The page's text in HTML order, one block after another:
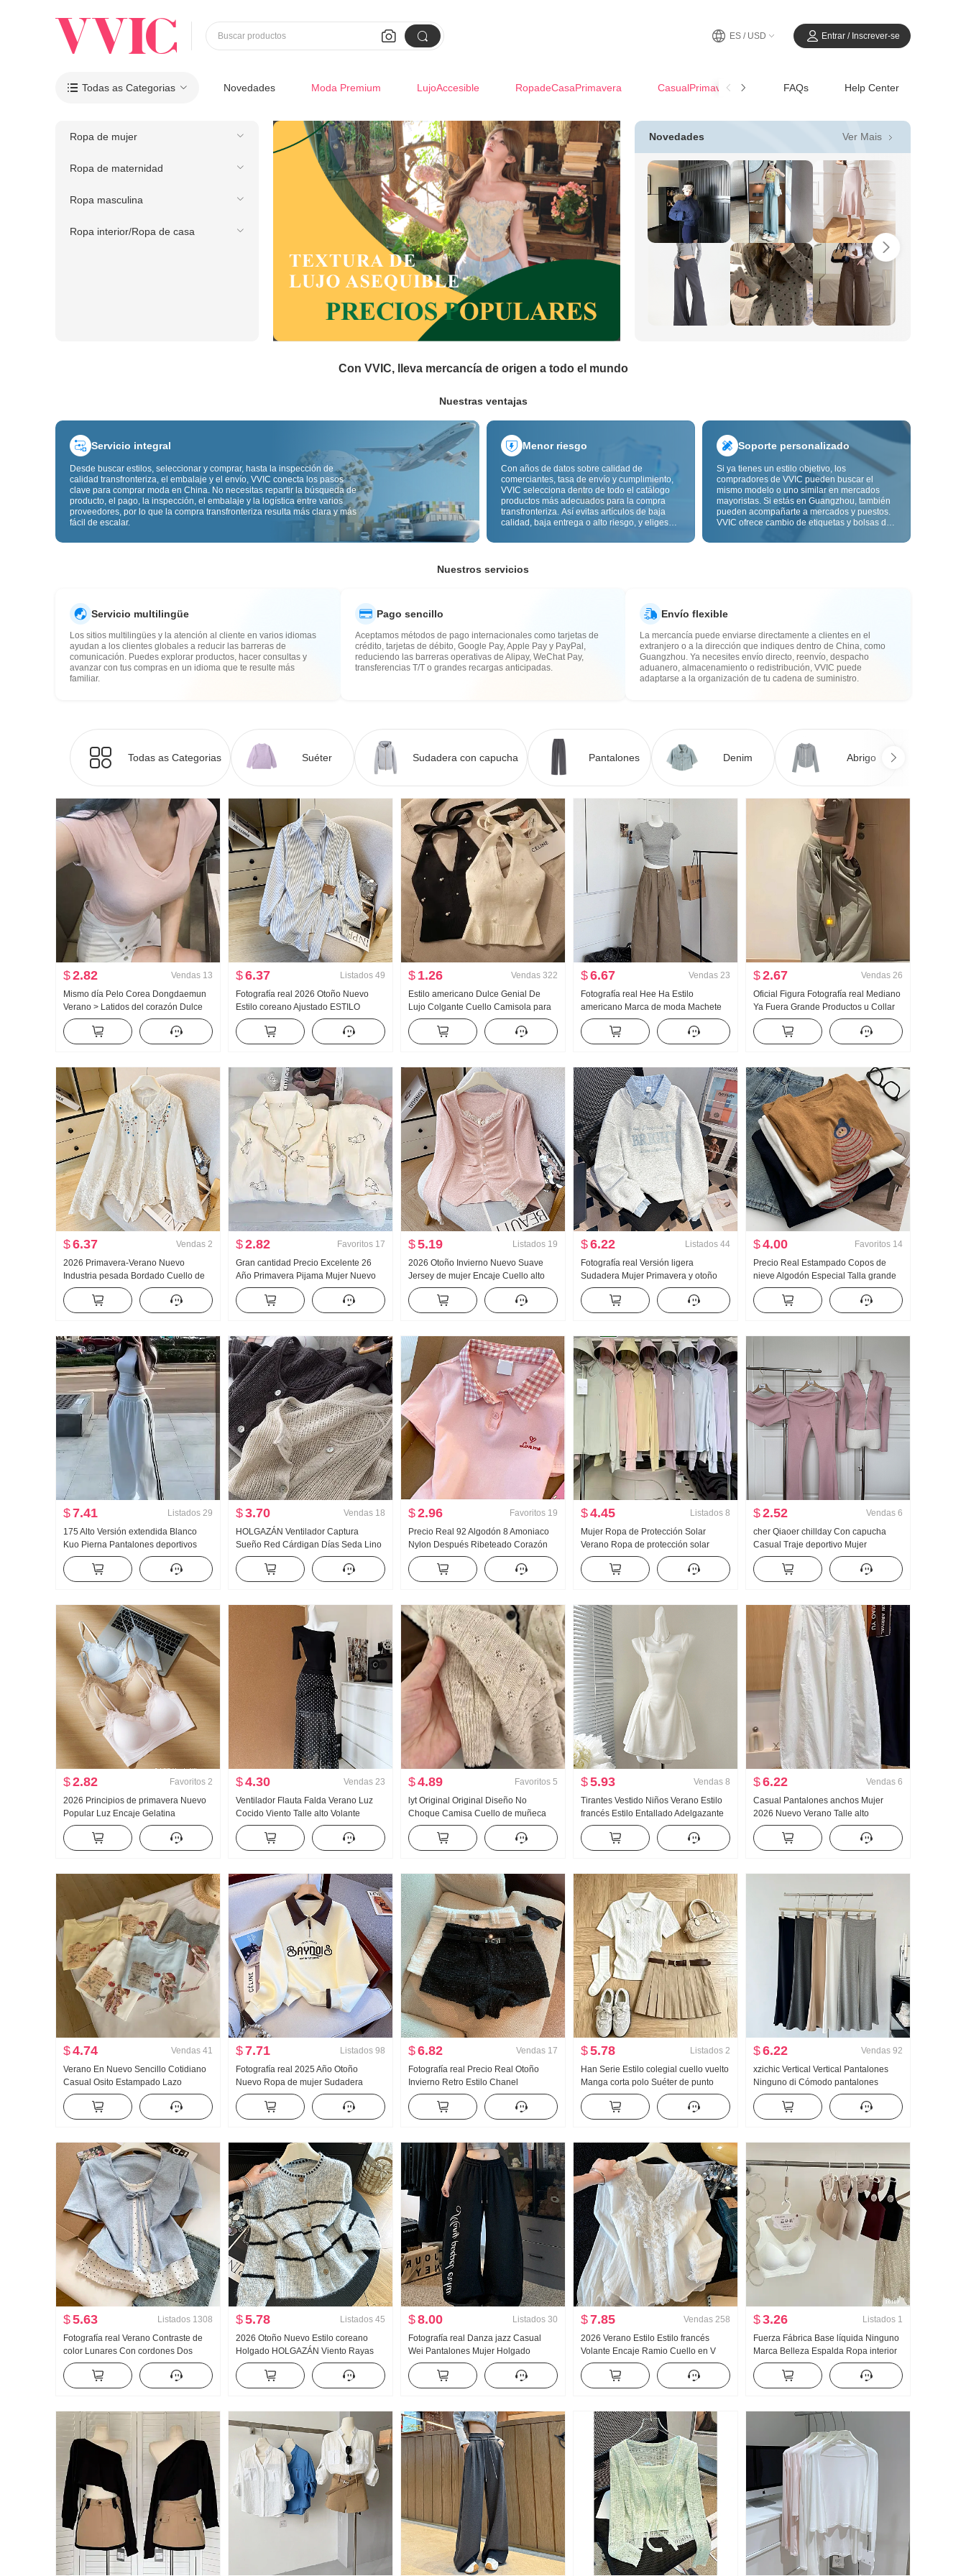
 
Buscar productos ES / USD Entrar / Inscrever-se
 Todas as Categorias Novedades Moda Premium LujoAccesible RopadeCasaPrimavera CasualPrimavera-Verano FAQs Help Center
Ropa de mujer
Ropa de maternidad
Ropa masculina
Ropa interior/Ropa de casa
Novedades Ver Mais 
Con VVIC, lleva mercancía de origen a todo el mundo
Nuestras ventajas
Servicio integral
Desde buscar estilos, seleccionar y comprar, hasta la inspección de
calidad transfronteriza, el embalaje y el envío, VVIC conecta los pasos
clave para comprar moda en China. No necesitas repartir la búsqueda de
producto, el pago, la inspección, el embalaje y la logística entre varios
proveedores, por lo que la compra transfronteriza resulta más clara y más
fácil de escalar.
Menor riesgo
Con años de datos sobre calidad de
comerciantes, tasa de envío y cumplimiento,
VVIC selecciona dentro de todo el catálogo
productos más adecuados para la compra
transfronteriza. Así evitas artículos de baja
calidad, baja entrega o alto riesgo, y eliges
calidad transfronteriza y las etiquetas de
aduana y posventa.
Soporte personalizado
Si ya tienes un estilo objetivo, los
compradores de VVIC pueden buscar el
mismo modelo o uno similar en mercados
mayoristas. Si estás en Guangzhou, también
pueden acompañarte a mercados y puestos.
VVIC ofrece cambio de etiquetas y bolsas de
imagen o muestra, para que tu compra sea
Nuestros servicios
Servicio multilingüe
Los sitios multilingües y la atención al cliente en varios idiomas
ayudan a los clientes globales a reducir las barreras de
comunicación. Puedes explorar productos, hacer consultas y
avanzar con tus compras en un idioma que te resulte más
familiar.
Pago sencillo
Aceptamos métodos de pago internacionales como tarjetas de
crédito, tarjetas de débito, Google Pay, Apple Pay y PayPal,
reduciendo las barreras operativas de Alipay, WeChat Pay,
transferencias T/T o grandes recargas anticipadas.
Envío flexible
La mercancía puede enviarse directamente a clientes en el
extranjero o a la dirección que indiques dentro de China, como
Guangzhou. Ya necesites envío directo, reenvío, despacho
aduanero, almacenamiento o redistribución, VVIC puede
adaptarse a la organización de tu cadena de suministro.
Todas as Categorias Suéter Sudadera con capucha Pantalones Denim Abrigo
$2.82 Vendas 13
Mismo día Pelo Corea Dongdaemun
Verano > Latidos del corazón Dulce
Rosa claro Cuello en V Ajustado
Camiseta to059 ...
$6.37 Listados 49
Fotografía real 2026 Otoño Nuevo
Estilo coreano Ajustado ESTILO
OCCIDENTAL Diseño Sentido Nicho
Rayas Entallado Manga Larga
Camisa para mujer
$ 1.26 Vendas 322
Estilo americano Dulce Genial De
Lujo Colgante Cuello Camisola para
mujer Verano Para uso exterior
Interior Partido Camiseta Interior
Chica atrevida tejido de punto Top sin
$6.67 Vendas 23
Fotografía real Hee Ha Estilo
americano Marca de moda Machete
Vaqueros Holgado Kuo Pierna Casual
Pantalones
$2.67 Vendas 26
Oficial Figura Fotografía real Mediano
Ya Fuera Grande Productos u Collar
Hueso de buey Hebilla En forma de I
Chaleco Tirantes Kuo Pierna
Arrastrando Deporte Pantalones
$6.37 Vendas 2
2026 Primavera-Verano Nuevo
Industria pesada Bordado Cuello de
muñeca Camisa para mujer Estilo
francés Retro Protección solar
Cárdigan
$2.82 Favoritos 17
Gran cantidad Precio Excelente 26
Año Primavera Pijama Mujer Nuevo
Nubes Algodón Manga Larga
Pequeño cuello vuelto Ropa de casa
Conjunto Transmisión en vivo Alto
$5.19 Listados 19
2026 Otoño Invierno Nuevo Suave
Jersey de mujer Encaje Cuello alto
Acolchado Suéter de punto Mujer
Diseño Sentido Encaje Manga Larga
Top
$6.22 Listados 44
Fotografía real Versión ligera
Sudadera Mujer Primavera y otoño
Nuevo Han Serie Dos piezas falsas
Holgado Espina Bordado Rayas
Cuello polo Top
$4.00 Favoritos 14
Precio Real Estampado Copos de
nieve Algodón Especial Talla grande
10000 kg A la moda Nicho Dibujo
animado CUELLO REDONDO Manga
corta
$7.41 Listados 29
175 Alto Versión extendida Blanco
Kuo Pierna Pantalones deportivos
Mujer Primavera y otoño Nuevo
Versátil Rayas Casual Arrastrando
Pantalones
$3.70 Vendas 18
HOLGAZÁN Ventilador Captura
Sueño Red Cárdigan Días Seda Lino
Hecho a mano Selección Agujero
Calado tejido de punto Cárdigan
Mujer Acondicionador de aire Camisa
$2.96 Favoritos 19
Precio Real 92 Algodón 8 Amoniaco
Nylon Después Ribeteado Corazón
Bordado Dulce Corto Cuello polo
Camiseta Ajustado Petite Moda
$4.45 Listados 8
Mujer Ropa de Protección Solar
Verano Ropa de protección solar
Nailon Versión ligera Hielo Seda
Transpirable Abrigo Holgado Talla
grande Sudadera con capucha
$2.52 Vendas 6
cher Qiaoer chillday Con capucha
Casual Traje deportivo Mujer
Primavera Hombros descubiertos
Abrigo pantalones acampanados
Conjunto de tres piezas
$2.82 Favoritos 2
2026 Principios de primavera Nuevo
Popular Luz Encaje Gelatina
Pegamento Tira Corsé Interior
Cinturón Pecho Almohadilla
Adelgazante Chaleco para mujer
$4.30 Vendas 23
Ventilador Flauta Falda Verano Luz
Cocido Viento Talle alto Volante
Abertura Negro Lunares Falda Días
Seda Oblicuo Hombro Ropa
$4.89 Favoritos 5
lyt Original Original Diseño No
Choque Camisa Cuello de muñeca
tejido de punto Top Mujer Verano
Nuevo Adelgazante Versátil
$5.93 Vendas 8
Tirantes Vestido Niños Verano Estilo
francés Estilo Entallado Adelgazante
Vestido sin mangas Minifalda
$6.22 Vendas 6
Casual Pantalones anchos Mujer
2026 Nuevo Verano Talle alto
Adelgazante Talla grande Petite
Sencillo Holgado Nueve puntos
Machete Pantalones
$4.74 Vendas 41
Verano En Nuevo Sencillo Cotidiano
Casual Osito Estampado Lazo
Holgado Nicho Manga corta Camiseta
Estilo coreano tejido de punto Top
$7.71 Listados 98
Fotografía real 2025 Año Otoño
Nuevo Ropa de mujer Sudadera
Reducción de edad Mitad Cremallera
Moda Cuello polo Casual Versátil
Adelgazante
$6.82 Vendas 17
Fotografía real Precio Real Otoño
Invierno Retro Estilo Chanel
Pantalones cortos Pantalones de
montar
$5.78 Listados 2
Han Serie Estilo colegial cuello vuelto
Manga corta polo Suéter de punto
Conjunto Mujer 2026 Verano Nuevo
Gigante Bonito Plisado Falda
$6.22 Vendas 92
xzichic Vertical Vertical Pantalones
Ninguno di Cómodo pantalones
acampanados Primavera-Verano
Nuevo Elegante Pantalones largos
Adelgazante Pantalones casuales
$5.63 Listados 1308
Fotografía real Verano Contraste de
color Lunares Con cordones Dos
piezas falsas Manga corta Camiseta
Mujer Verano Nuevo Estilo dulce
Nicho Top
$5.78 Listados 45
2026 Otoño Nuevo Estilo coreano
Holgado HOLGAZÁN Viento Rayas
tejido de punto Cárdigan Mujer
Diseño Sentido Nicho Suéter Moda
$8.00 Listados 30
Fotografía real Danza jazz Casual
Wei Pantalones Mujer Holgado
Adelgazante Pantalones deportivos
Vertical Sentido Cómodo Pantalones
de pierna ancha Puño ajustado
$7.85 Vendas 258
2026 Verano Estilo Estilo francés
Volante Encaje Ramio Cuello en V
Protección solar Camisa Manga larga
Mujer Holgado Diseño Sentido En
$3.26 Listados 1
Fuerza Fábrica Base líquida Ninguno
Marca Belleza Espalda Ropa interior
Mujer Otoño Invierno Ligero y cálido
Ninguno Aro Metálico Chaleco Tipo
Realce Invisible Sujetador